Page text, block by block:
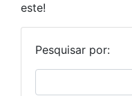
este!
Pesquisar por: